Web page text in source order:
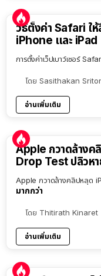
วิธีตั้งค่า Safari ใ
iPhone และ iPad
การตั้งค่าเว็ปเบาว์เซอร์
โดย Sasithakan
อ่านเพิ่มเติม
Apple กวาดล้างค
Drop Test ปลิวหา
Apple กวาดล้างคลิปหลุด
มากกว่า
โดย Thitirath Kinaret
อ่านเพิ่มเติม